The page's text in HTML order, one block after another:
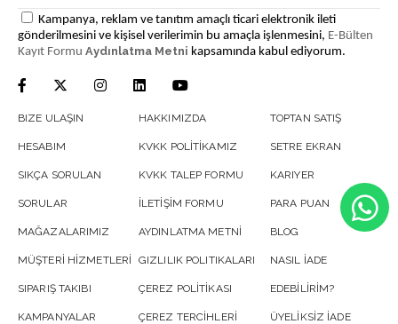
Kampanya, reklam ve tanıtım amaçlı ticari elektronik ileti
gönderilmesini ve kişisel verilerimin bu amaçla işlenmesini, E-Bülten
Kayıt Formu Aydınlatma Metni kapsamında kabul ediyorum.
BIZE ULAŞIN
HESABIM
SIKÇA SORULAN
SORULAR
MAĞAZALARIMIZ
MÜŞTERİ HİZMETLERİ
SIPARIŞ TAKIBI
KAMPANYALAR
HAKKIMIZDA
KVKK POLİTİKAMIZ
KVKK TALEP FORMU
İLETİŞİM FORMU
AYDINLATMA METNİ
GIZLILIK POLITIKALARI
ÇEREZ POLİTİKASI
ÇEREZ TERCİHLERİ
TOPTAN SATIŞ
SETRE EKRAN
KARIYER
PARA PUAN
BLOG
NASIL İADE
EDEBİLİRİM?
ÜYELİKSİZ İADE